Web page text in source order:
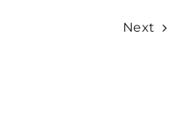
Next